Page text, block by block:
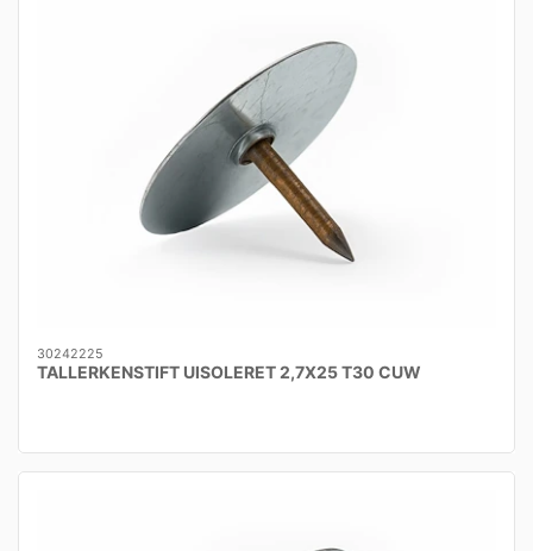
30242225
TALLERKENSTIFT UISOLERET 2,7X25 T30 CUW